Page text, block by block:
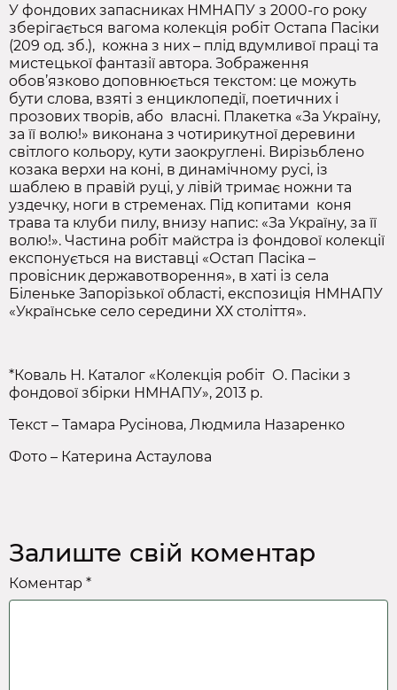
У фондових запасниках НМНАПУ з 2000-го року
зберігається вагома колекція робіт Остапа Пасіки
(209 од. зб.), кожна з них – плід вдумливої праці та
мистецької фантазії автора. Зображення
обов’язково доповнюється текстом: це можуть
бути слова, взяті з енциклопедії, поетичних і
прозових творів, або власні. Плакетка «За Україну,
за її волю!» виконана з чотирикутної деревини
світлого кольору, кути заокруглені. Вирізьблено
козака верхи на коні, в динамічному русі, із
шаблею в правій руці, у лівій тримає ножни та
уздечку, ноги в стременах. Під копитами коня
трава та клуби пилу, внизу напис: «За Україну, за її
волю!». Частина робіт майстра із фондової колекції
експонується на виставці «Остап Пасіка –
провісник державотворення», в хаті із села
Біленьке Запорізької області, експозиція НМНАПУ
«Українське село середини ХХ століття».
*Коваль Н. Каталог «Колекція робіт О. Пасіки з
фондової збірки НМНАПУ», 2013 р.
Текст – Тамара Русінова, Людмила Назаренко
Фото – Катерина Астаулова
Залиште свій коментар
Коментар *